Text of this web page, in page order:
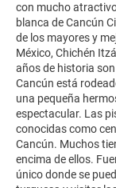
con mucho
blanca de Cancún
de los mayores y
México, Chichén
años de historia
Cancún está
una pequeña
espectacular. Las
conocidas como
Cancún. Muchos
encima de ellos.
único donde se